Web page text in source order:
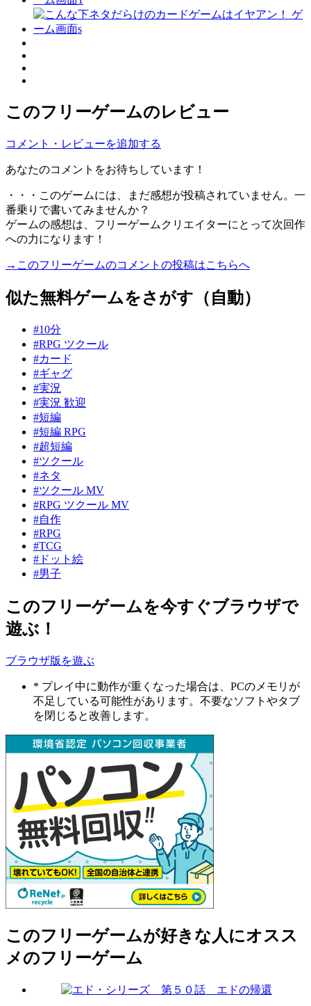
このフリーゲームのレビュー
コメント・レビューを追加する
あなたのコメントをお待ちしています！
・・・このゲームには、まだ感想が投稿されていません。一
番乗りで書いてみませんか？
ゲームの感想は、フリーゲームクリエイターにとって次回作
への力になります！
→このフリーゲームのコメントの投稿はこちらへ
似た無料ゲームをさがす（自動）
#10分
#RPG ツクール
#カード
#ギャグ
#実況
#実況 歓迎
#短編
#短編 RPG
#超短編
#ツクール
#ネタ
#ツクール MV
#RPG ツクール MV
#自作
#RPG
#TCG
#ドット絵
#男子
このフリーゲームを今すぐブラウザで
遊ぶ！
ブラウザ版を遊ぶ
* プレイ中に動作が重くなった場合は、PCのメモリが
不足している可能性があります。不要なソフトやタブ
を閉じると改善します。
このフリーゲームが好きな人にオスス
メのフリーゲーム